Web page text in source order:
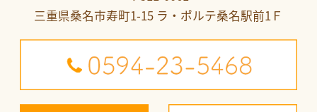
三重県桑名市寿町1-15 ラ・ポルテ桑名駅前1Ｆ